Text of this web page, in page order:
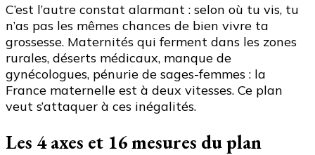
C’est l’autre constat alarmant : selon où tu vis, tu
n’as pas les mêmes chances de bien vivre ta
grossesse. Maternités qui ferment dans les zones
rurales, déserts médicaux, manque de
gynécologues, pénurie de sages-femmes : la
France maternelle est à deux vitesses. Ce plan
veut s’attaquer à ces inégalités.
Les 4 axes et 16 mesures du plan